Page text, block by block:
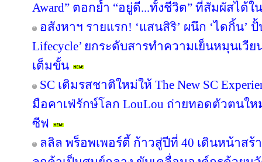
Award” ตอกย้ำ “อยู่ดี...ทั้งชีวิต” ที่สัมผัสได้ใ
อสังหาฯ รายแรก! ‘แสนสิริ’ ผนึก ‘ไดกิ้น’ ปั้
Lifecycle’ ยกระดับสารทำความเย็นหมุนเวีย
เต็มขั้น
SC เติมรสชาติใหม่ให้ The New SC
มือคาเฟ่รักษ์โลก LouLou ถ่ายทอดตัวตนใ
ซีฟ
ลลิล พร็อพเพอร์ตี้ ก้าวสู่ปีที่ 40 เดินหน้าสร้